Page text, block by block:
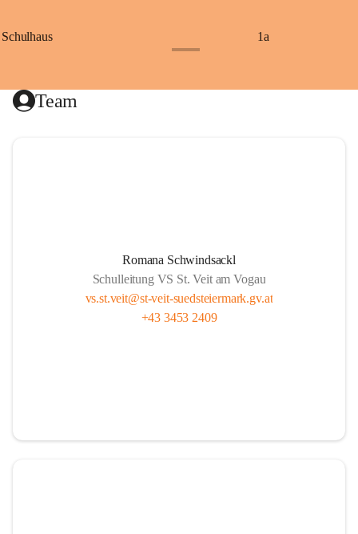
Schulhaus 1a
Team
Romana Schwindsackl
Schulleitung VS St. Veit am Vogau
vs.st.veit@st-veit-suedsteiermark.gv.at
+43 3453 2409